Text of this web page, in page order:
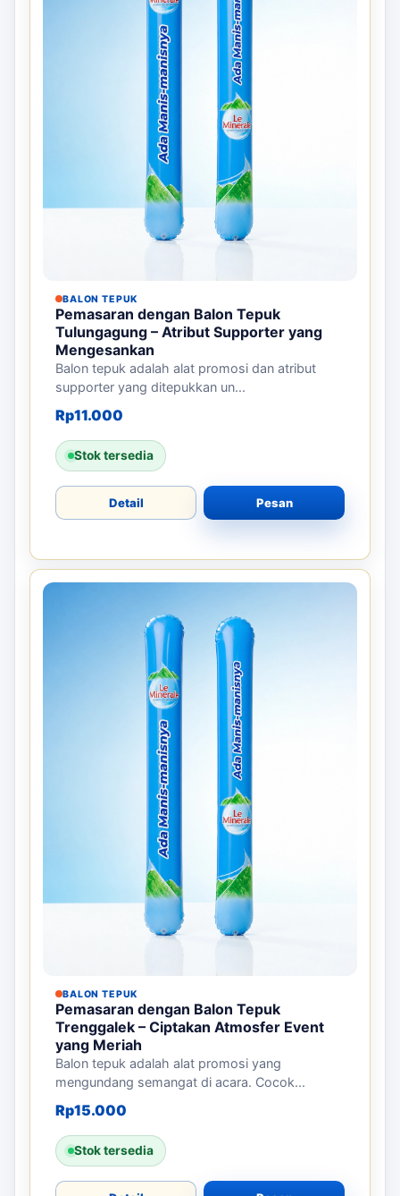
BALON TEPUK
Pemasaran dengan Balon Tepuk
Tulungagung – Atribut Supporter yang
Mengesankan
Balon tepuk adalah alat promosi dan atribut
supporter yang ditepukkan un...
Rp11.000
Stok tersedia
Detail Pesan
BALON TEPUK
Pemasaran dengan Balon Tepuk
Trenggalek – Ciptakan Atmosfer Event
yang Meriah
Balon tepuk adalah alat promosi yang
mengundang semangat di acara. Cocok...
Rp15.000
Stok tersedia